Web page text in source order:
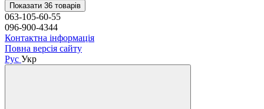
Показати 36 товарів
063-105-60-55
096-900-4344
Контактна інформація
Повна версія сайту
Рус Укр